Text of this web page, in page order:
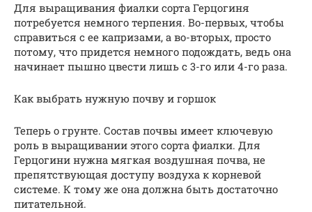
Для выращивания фиалки сорта Герцогиня
потребуется немного терпения. Во-первых, чтобы
справиться с ее капризами, а во-вторых, просто
потому, что придется немного подождать, ведь она
начинает пышно цвести лишь с 3-го или 4-го раза.
Как выбрать нужную почву и горшок
Теперь о грунте. Состав почвы имеет ключевую
роль в выращивании этого сорта фиалки. Для
Герцогини нужна мягкая воздушная почва, не
препятствующая доступу воздуха к корневой
системе. К тому же она должна быть достаточно
питательной.